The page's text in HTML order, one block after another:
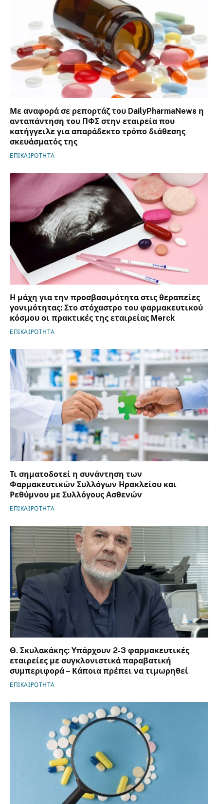
Με αναφορά σε ρεπορτάζ του DailyPharmaNews η
ανταπάντηση του ΠΦΣ στην εταιρεία που
κατήγγειλε για απαράδεκτο τρόπο διάθεσης
σκευάσματός της
ΕΠΙΚΑΙΡΟΤΗΤΑ
Η μάχη για την προσβασιμότητα στις θεραπείες
γονιμότητας: Στο στόχαστρο του φαρμακευτικού
κόσμου οι πρακτικές της εταιρείας Merck
ΕΠΙΚΑΙΡΟΤΗΤΑ
Τι σηματοδοτεί η συνάντηση των
Φαρμακευτικών Συλλόγων Ηρακλείου και
Ρεθύμνου με Συλλόγους Ασθενών
ΕΠΙΚΑΙΡΟΤΗΤΑ
Θ. Σκυλακάκης: Υπάρχουν 2-3 φαρμακευτικές
εταιρείες με συγκλονιστικά παραβατική
συμπεριφορά – Κάποια πρέπει να τιμωρηθεί
ΕΠΙΚΑΙΡΟΤΗΤΑ